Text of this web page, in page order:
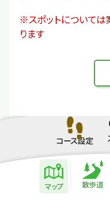
※スポットについて
ります
コース設定
マップ 散歩道
散